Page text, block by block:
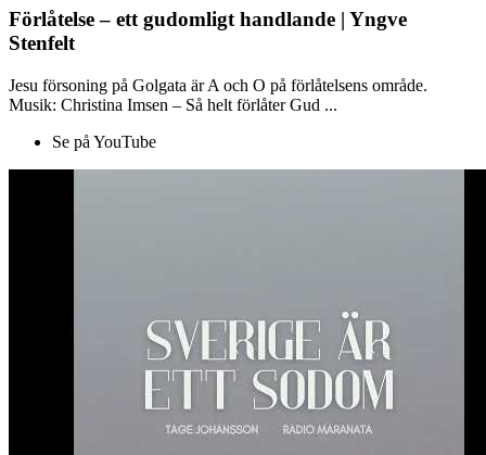
Förlåtelse – ett gudomligt handlande | Yngve
Stenfelt
Jesu försoning på Golgata är A och O på förlåtelsens område.
Musik: Christina Imsen – Så helt förlåter Gud ...
Se på YouTube